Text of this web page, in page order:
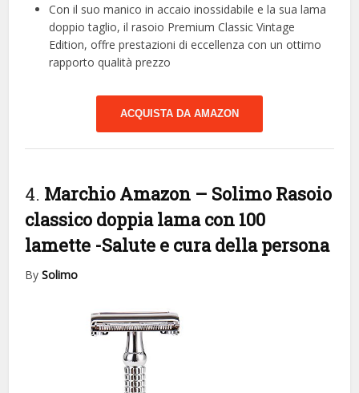
Con il suo manico in accaio inossidabile e la sua lama
doppio taglio, il rasoio Premium Classic Vintage
Edition, offre prestazioni di eccellenza con un ottimo
rapporto qualità prezzo
ACQUISTA DA AMAZON
4. Marchio Amazon – Solimo Rasoio
classico doppia lama con 100
lamette -Salute e cura della persona
BySolimo